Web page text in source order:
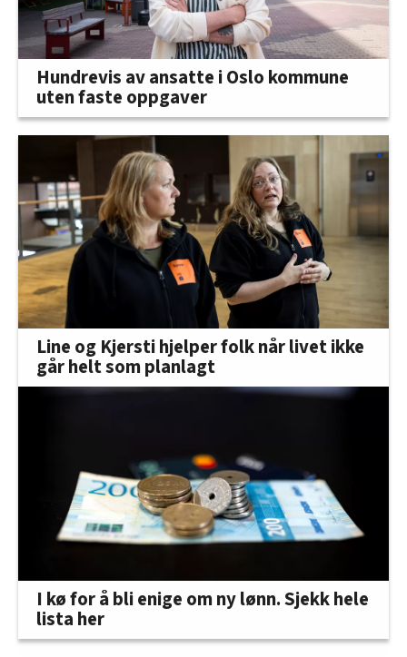
Hundrevis av ansatte i Oslo kommune
uten faste oppgaver
Line og Kjersti hjelper folk når livet ikke
går helt som planlagt
I kø for å bli enige om ny lønn. Sjekk hele
lista her